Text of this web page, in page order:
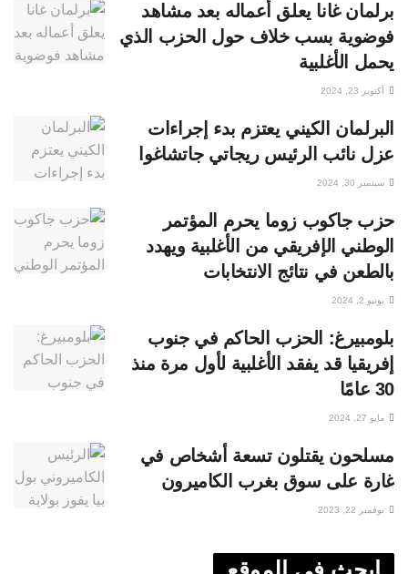
برلمان غانا يعلق أعماله بعد مشاهد
فوضوية بسب خلاف حول الحزب الذي
يحمل الأغلبية
أكتوبر 23, 2024
البرلمان الكيني يعتزم بدء إجراءات
عزل نائب الرئيس ريجاتي جاتشاغوا
سبتمبر 30, 2024
حزب جاكوب زوما يحرم المؤتمر
الوطني الإفريقي من الأغلبية ويهدد
بالطعن في نتائج الانتخابات
يونيو 2, 2024
بلومبيرغ: الحزب الحاكم في جنوب
إفريقيا قد يفقد الأغلبية لأول مرة منذ
30 عامًا
مايو 27, 2024
مسلحون يقتلون تسعة أشخاص في
غارة على سوق بغرب الكاميرون
نوفمبر 22, 2023